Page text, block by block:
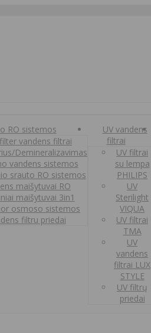
RO sistemos
vandens filtrai
Demineralizavimas
vandens sistemos
srauto RO sistemos
maišytuvai RO
maišytuvai 3in1
osmoso sistemos
filtru priedai
UV vandens
filtrai
UV filtrai
su lempa
PHILIPS
UV
Sterilight
VIQUA
UV filtrai
TMA
UV
vandens
filtrai LUX
STYLE
UV filtrų
priedai